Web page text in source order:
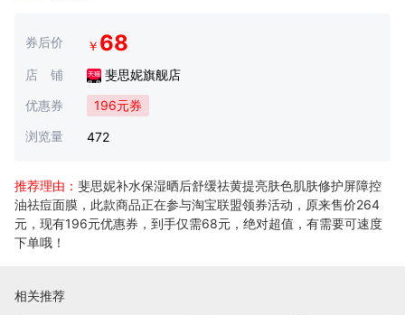
券后价 ￥ 68
店 铺
斐思妮旗舰店
优惠券
196元券
浏览量
472
推荐理由： 斐思妮补水保湿晒后舒缓祛黄提亮肤色肌肤修护屏障控
油祛痘面膜，此款商品正在参与淘宝联盟领券活动，原来售价264
元，现有196元优惠券，到手仅需68元，绝对超值，有需要可速度
下单哦！
相关推荐